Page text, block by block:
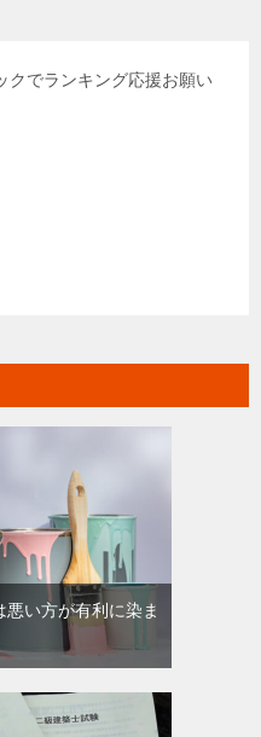
クでランキング応援お願い
い方が有利に染ま